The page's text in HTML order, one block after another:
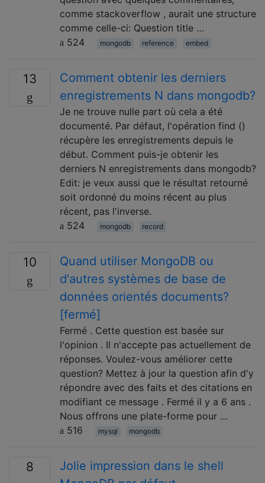
comme stackoverflow , aurait une structure
comme celle-ci: Question title …
524
mongodb reference embed
13
Comment obtenir les derniers
enregistrements N dans mongodb?
Je ne trouve nulle part où cela a été
documenté. Par défaut, l'opération find ()
récupère les enregistrements depuis le
début. Comment puis-je obtenir les
derniers N enregistrements dans mongodb?
Edit: je veux aussi que le résultat retourné
soit ordonné du moins récent au plus
récent, pas l'inverse.
524
mongodb record
10
Quand utiliser MongoDB ou
d'autres systèmes de base de
données orientés documents?
[fermé]
Fermé . Cette question est basée sur
l'opinion . Il n'accepte pas actuellement de
réponses. Voulez-vous améliorer cette
question? Mettez à jour la question afin d'y
répondre avec des faits et des citations en
modifiant ce message . Fermé il y a 6 ans .
Nous offrons une plate-forme pour …
516
mysql mongodb
8
Jolie impression dans le shell